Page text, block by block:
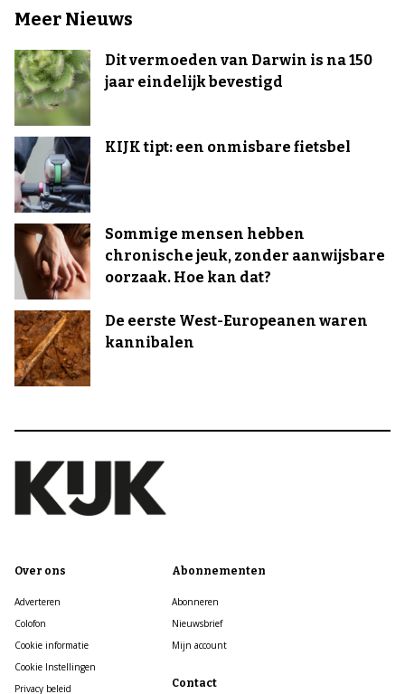
Meer Nieuws
Dit vermoeden van Darwin is na 150
jaar eindelijk bevestigd
KIJK tipt: een onmisbare fietsbel
Sommige mensen hebben
chronische jeuk, zonder aanwijsbare
oorzaak. Hoe kan dat?
De eerste West-Europeanen waren
kannibalen
Over ons
Adverteren
Colofon
Cookie informatie
Cookie Instellingen
Privacy beleid
Abonnementen
Abonneren
Nieuwsbrief
Mijn account
Contact